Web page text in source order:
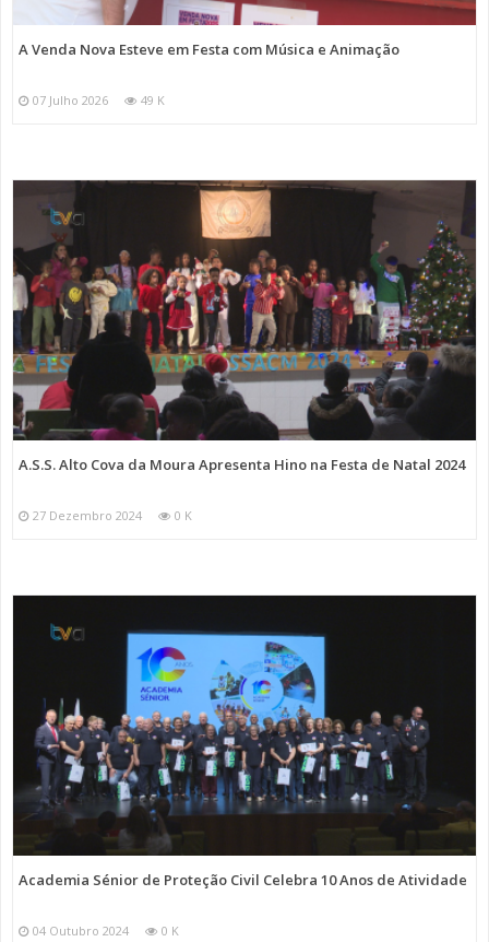
A Venda Nova Esteve em Festa com Música e Animação
07 Julho 2026 49 K
A.S.S. Alto Cova da Moura Apresenta Hino na Festa de Natal 2024
27 Dezembro 2024 0 K
Academia Sénior de Proteção Civil Celebra 10 Anos de Atividade
04 Outubro 2024 0 K